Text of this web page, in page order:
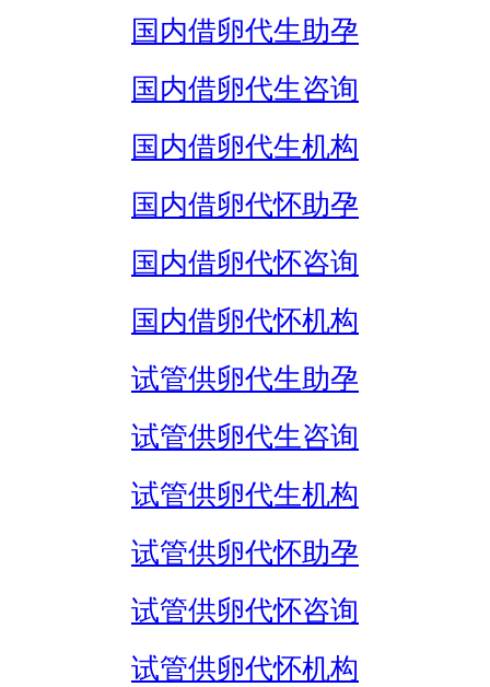
国内借卵代生助孕
国内借卵代生咨询
国内借卵代生机构
国内借卵代怀助孕
国内借卵代怀咨询
国内借卵代怀机构
试管供卵代生助孕
试管供卵代生咨询
试管供卵代生机构
试管供卵代怀助孕
试管供卵代怀咨询
试管供卵代怀机构